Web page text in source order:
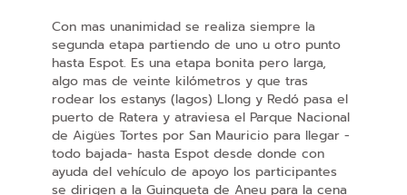
Con mas unanimidad se realiza siempre la
segunda etapa partiendo de uno u otro punto
hasta Espot. Es una etapa bonita pero larga,
algo mas de veinte kilómetros y que tras
rodear los estanys (lagos) Llong y Redó pasa el
puerto de Ratera y atraviesa el Parque Nacional
de Aigües Tortes por San Mauricio para llegar -
todo bajada- hasta Espot desde donde con
ayuda del vehículo de apoyo los participantes
se dirigen a la Guingueta de Aneu para la cena